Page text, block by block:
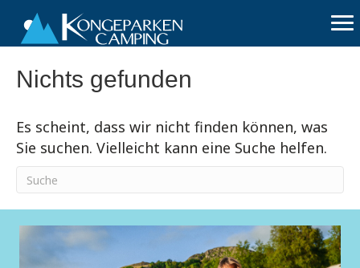
Nichts gefunden
Es scheint, dass wir nicht finden können, was
Sie suchen. Vielleicht kann eine Suche helfen.